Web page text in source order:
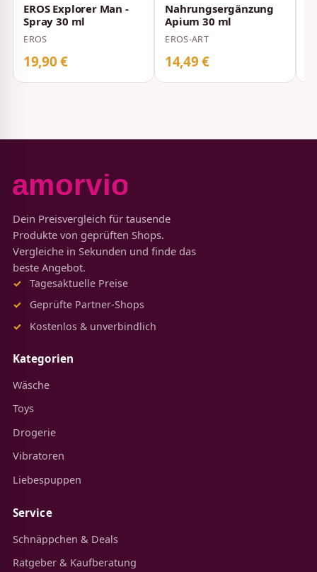
EROS Explorer Man -
Spray 30 ml
EROS
19,90 €
Nahrungsergänzung
Apium 30 ml
EROS-ART
14,49 €
Dein Preisvergleich für tausende
Produkte von geprüften Shops.
Vergleiche in Sekunden und finde das
beste Angebot.
Tagesaktuelle Preise
Geprüfte Partner-Shops
Kostenlos & unverbindlich
Kategorien
Wäsche
Toys
Drogerie
Vibratoren
Liebespuppen
Service
Schnäppchen & Deals
Ratgeber & Kaufberatung